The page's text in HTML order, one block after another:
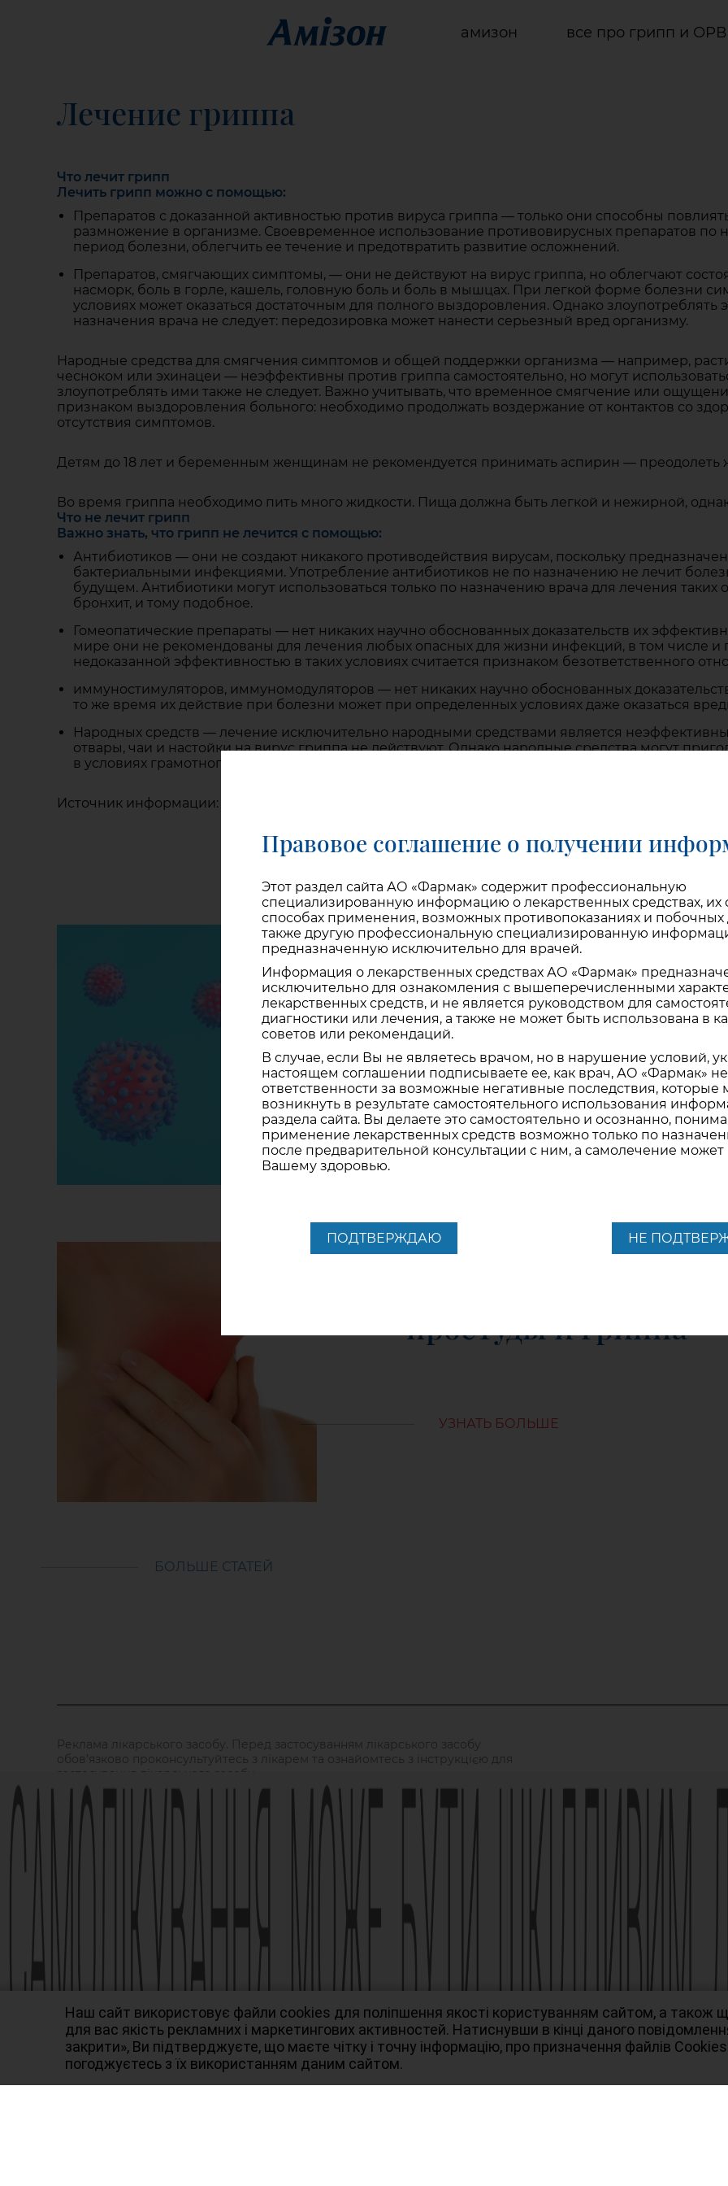
амизон все про грипп и
Лечение гриппа
Что лечит грипп
Лечить грипп можно с помощью:
Препаратов с доказанной активностью против вируса гриппа — только они способны
размножение в организме. Своевременное использование противовирусных препаратов по
период болезни, облегчить ее течение и предотвратить развитие осложнений.
Препаратов, смягчающих симптомы, — они не действуют на вирус гриппа, но облегчают
насморк, боль в горле, кашель, головную боль и боль в мышцах. При легкой форме болезни
условиях может оказаться достаточным для полного выздоровления. Однако
назначения врача не следует: передозировка может нанести серьезный вред организму.
Народные средства для смягчения симптомов и общей поддержки организма — например,
чесноком или эхинацеи — неэффективны против гриппа самостоятельно, но могут
злоупотреблять ими также не следует. Важно учитывать, что временное смягчение или
признаком выздоровления больного: необходимо продолжать воздержание от контактов со
отсутствия симптомов.
Детям до 18 лет и беременным женщинам не рекомендуется принимать аспирин —
Во время гриппа необходимо пить много жидкости. Пища должна быть легкой и нежирной,
Что не лечит грипп
Важно знать, что грипп не лечится с помощью:
Антибиотиков — они не создают никакого противодействия вирусам, поскольку
бактериальными инфекциями. Употребление антибиотиков не по назначению не лечит
будущем. Антибиотики могут использоваться только по назначению врача для лечения
бронхит, и тому подобное.
Гомеопатические препараты — нет никаких научно обоснованных доказательств их
мире они не рекомендованы для лечения любых опасных для жизни инфекций, в том числе и
недоказанной эффективностью в таких условиях считается признаком безответственного
иммуностимуляторов, иммуномодуляторов — нет никаких научно обоснованных
то же время их действие при болезни может при определенных условиях даже оказаться
Народных средств — лечение исключительно народными средствами является
отвары, чаи и настойки на вирус гриппа не действуют. Однако народные средства могут
в условиях грамотного использования без злоупотреблений.
Источник информации: https://www.dsns.gov.ua/ua/Grip—ce-visokozarazne-virusne-
02.02.2022
Топ-5 осложнений,
вызывают вирусы
УЗНАТЬ БОЛЬШЕ
17.01.2022
простуды и гриппа
УЗНАТЬ БОЛЬШЕ
БОЛЬШЕ СТАТЕЙ
Правовое соглашение о получении
Этот раздел сайта АО «Фармак» содержит профессиональную
специализированную информацию о лекарственных средствах, их
способах применения, возможных противопоказаниях и побочных
также другую профессиональную специализированную
предназначенную исключительно для врачей.
Информация о лекарственных средствах АО «Фармак»
исключительно для ознакомления с вышеперечисленными
лекарственных средств, и не является руководством для
диагностики или лечения, а также не может быть использована в
советов или рекомендаций.
В случае, если Вы не являетесь врачом, но в нарушение условий,
настоящем соглашении подписываете ее, как врач, АО «Фармак»
ответственности за возможные негативные последствия, которые
возникнуть в результате самостоятельного использования
раздела сайта. Вы делаете это самостоятельно и осознанно,
применение лекарственных средств возможно только по
после предварительной консультации с ним, а самолечение может
Вашему здоровью.
ПОДТВЕРЖДАЮ НЕ
Реклама лікарського засобу. Перед застосуванням лікарського засобу
обов’язково проконсультуйтесь з лікарем та ознайомтесь з інструкцією для
застосування лікарського засобу.
АМІЗОН РП МОЗ України № UA/6493/01/01, UA/6493/01/02 зі змінами від 21.09.2021
Наказ МОЗ № 1994
Наш сайт використовує файли cookies для поліпшення якості користуванням сайтом, а також
для вас якість рекламних і маркетингових активностей. Натиснувши в кінці даного
закрити», Ви підтверджуєте, що маєте чітку і точну інформацію, про призначення файлів
погоджуєтесь з їх використанням даним сайтом.